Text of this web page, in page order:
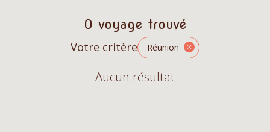
0 voyage trouvé
Votre critère Réunion
Aucun résultat